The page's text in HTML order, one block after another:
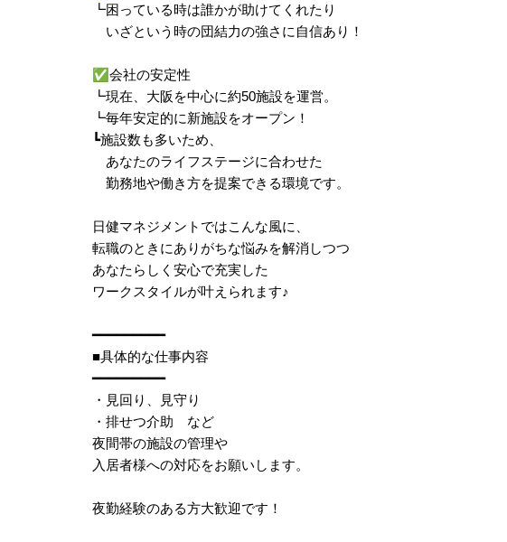
┗困っている時は誰かが助けてくれたり
いざという時の団結力の強さに自信あり！
✅会社の安定性
┗現在、大阪を中心に約50施設を運営。
┗毎年安定的に新施設をオープン！
┗施設数も多いため、
あなたのライフステージに合わせた
勤務地や働き方を提案できる環境です。
日健マネジメントではこんな風に、
転職のときにありがちな悩みを解消しつつ
あなたらしく安心で充実した
ワークスタイルが叶えられます♪
━━━━━━━━━
■具体的な仕事内容
━━━━━━━━━
・見回り、見守り
・排せつ介助 など
夜間帯の施設の管理や
入居者様への対応をお願いします。
夜勤経験のある方大歓迎です！